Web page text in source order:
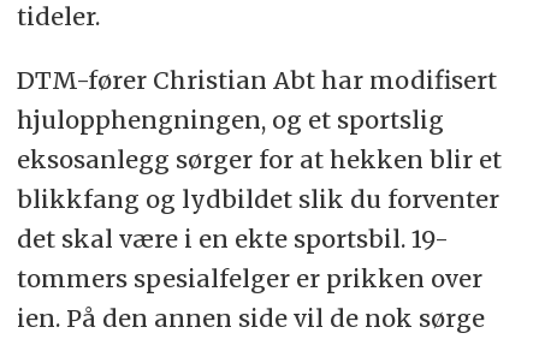
tideler.
DTM-fører Christian Abt har modifisert
hjulopphengningen, og et sportslig
eksosanlegg sørger for at hekken blir et
blikkfang og lydbildet slik du forventer
det skal være i en ekte sportsbil. 19-
tommers spesialfelger er prikken over
ien. På den annen side vil de nok sørge